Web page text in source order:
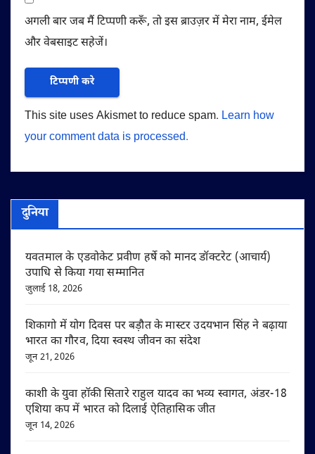
अगली बार जब मैं टिप्पणी करूँ, तो इस ब्राउज़र में मेरा नाम, ईमेल
और वेबसाइट सहेजें।
This site uses Akismet to reduce spam. Learn how
your comment data is processed.
दुनिया
यवतमाल के एडवोकेट प्रवीण हर्षे को मानद डॉक्टरेट (आचार्य)
उपाधि से किया गया सम्मानित
जुलाई 18, 2026
शिकागो में योग दिवस पर बड़ौत के मास्टर उदयभान सिंह ने बढ़ाया
भारत का गौरव, दिया स्वस्थ जीवन का संदेश
जून 21, 2026
काशी के युवा हॉकी सितारे राहुल यादव का भव्य स्वागत, अंडर-18
एशिया कप में भारत को दिलाई ऐतिहासिक जीत
जून 14, 2026